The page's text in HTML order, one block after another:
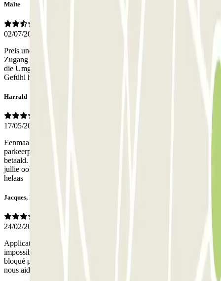
Malte
02/07/2026
Preis und Lage sind für Amsterdam echt in Ordnung. Mit dem
Zugang hat auch alles geklappt. Allerdings war der Parkplatz und
die Umgebung sehr dreckig, weshalb man nicht nicht das beste
Gefühl hatte. Ging aber alles gut.
Harrald
17/05/2026
Eenmaal in het hotel bleek dat ik voor € 30,00 dezelfde
parkeerplaats kon gebruiken waarvoor ik bij jullie € 80,00 heb
betaald. Ik ga dus geen gebruik meer maken van jullie services en
jullie ook niet aanbevelen bij vrienden of familie. Jammer maar
helaas
Jacques, Pierre
24/02/2026
Application compliquée pour entrer dans le parking. Sortie rendue
impossible: une barrière intermédiaire était cassée. Je suis resté
bloqué plus de 20 mn avant de pouvoir sortir; le personnel pour
nous aider a été Ok, sans plus. Finalement on a trouvé ave